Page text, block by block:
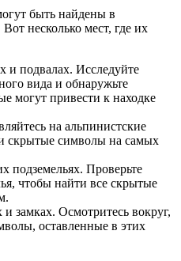
быть найдены в
несколько мест, где их
и подвалах. Исследуйте
вида и обнаружьте
могут привести к находке
на альпинистские
скрытые символы на самых
подземельях. Проверьте
чтобы найти все скрытые
замках. Осмотритесь вокруг,
оставленные в этих